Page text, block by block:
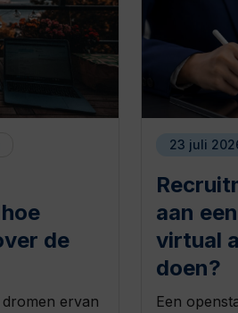
de
ervan
23 juli
aan
virtual
doen?
Een